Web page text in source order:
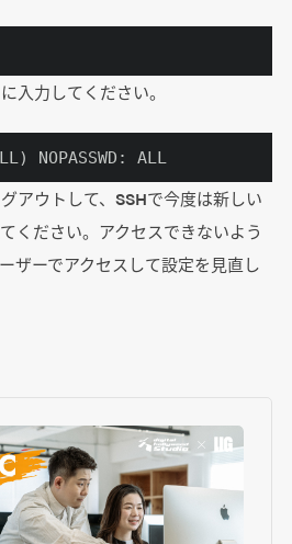
入力してください。
NOPASSWD: ALL
アウトして、SSHで今度は新しい
ください。アクセスできないよう
ザーでアクセスして設定を見直し